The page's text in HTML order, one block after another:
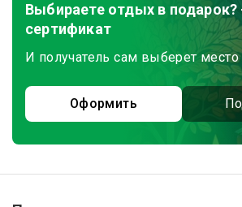
Выбираете отдых в
сертификат
И получатель сам выберет
Оформить